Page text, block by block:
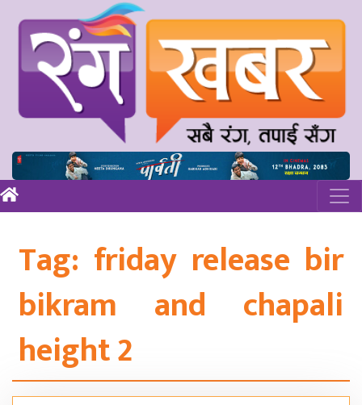
Tag: friday release bir
bikram and chapali
height 2